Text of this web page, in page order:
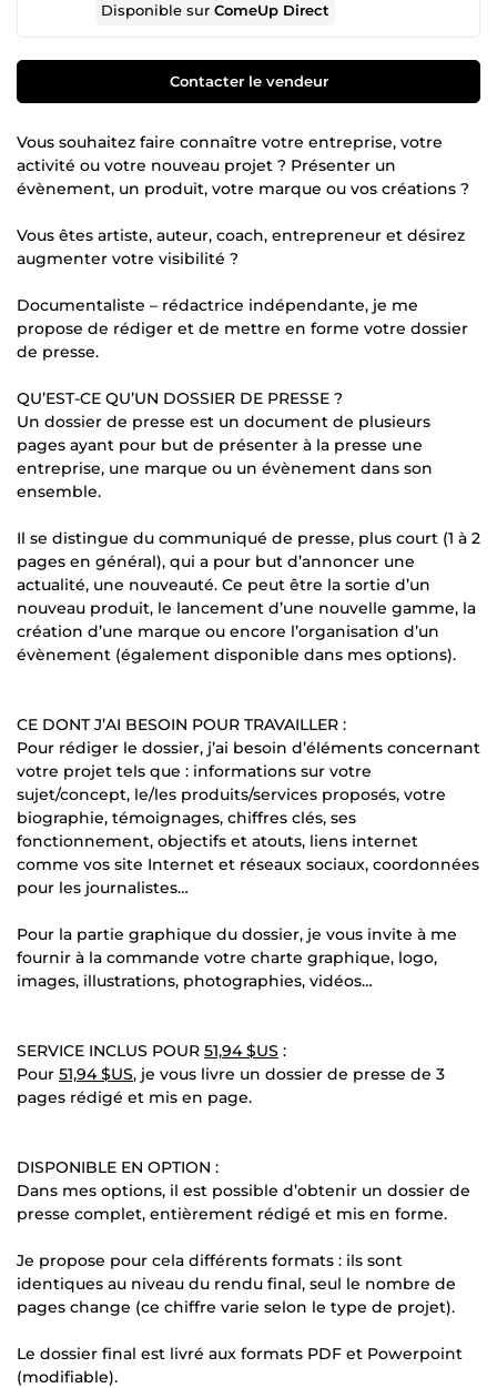
Disponible surComeUp Direct
Contacter le vendeur
Vous souhaitez faire connaître votre entreprise, votre
activité ou votre nouveau projet ? Présenter un
évènement, un produit, votre marque ou vos créations ?
Vous êtes artiste, auteur, coach, entrepreneur et désirez
augmenter votre visibilité ?
Documentaliste – rédactrice indépendante, je me
propose de rédiger et de mettre en forme votre dossier
de presse.
QU’EST-CE QU’UN DOSSIER DE PRESSE ?
Un dossier de presse est un document de plusieurs
pages ayant pour but de présenter à la presse une
entreprise, une marque ou un évènement dans son
ensemble.
Il se distingue du communiqué de presse, plus court (1 à 2
pages en général), qui a pour but d’annoncer une
actualité, une nouveauté. Ce peut être la sortie d’un
nouveau produit, le lancement d’une nouvelle gamme, la
création d’une marque ou encore l’organisation d’un
évènement (également disponible dans mes options).
CE DONT J’AI BESOIN POUR TRAVAILLER :
Pour rédiger le dossier, j’ai besoin d’éléments concernant
votre projet tels que : informations sur votre
sujet/concept, le/les produits/services proposés, votre
biographie, témoignages, chiffres clés, ses
fonctionnement, objectifs et atouts, liens internet
comme vos site Internet et réseaux sociaux, coordonnées
pour les journalistes…
Pour la partie graphique du dossier, je vous invite à me
fournir à la commande votre charte graphique, logo,
images, illustrations, photographies, vidéos…
SERVICE INCLUS POUR 51,94 $US :
Pour 51,94 $US, je vous livre un dossier de presse de 3
pages rédigé et mis en page.
DISPONIBLE EN OPTION :
Dans mes options, il est possible d’obtenir un dossier de
presse complet, entièrement rédigé et mis en forme.
Je propose pour cela différents formats : ils sont
identiques au niveau du rendu final, seul le nombre de
pages change (ce chiffre varie selon le type de projet).
Le dossier final est livré aux formats PDF et Powerpoint
(modifiable).